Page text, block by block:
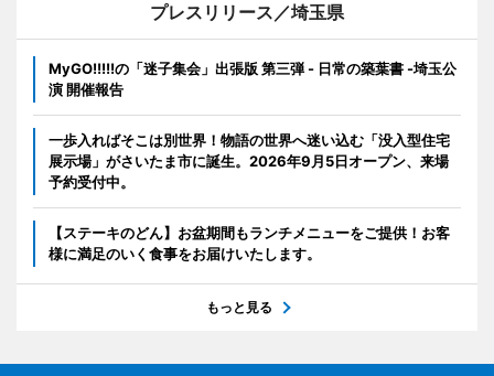
プレスリリース／埼玉県
MyGO!!!!!の「迷子集会」出張版 第三弾 - 日常の築葉書 -埼玉公
演 開催報告
一歩入ればそこは別世界！物語の世界へ迷い込む「没入型住宅
展示場」がさいたま市に誕生。2026年9月5日オープン、来場
予約受付中。
【ステーキのどん】お盆期間もランチメニューをご提供！お客
様に満足のいく食事をお届けいたします。
もっと見る